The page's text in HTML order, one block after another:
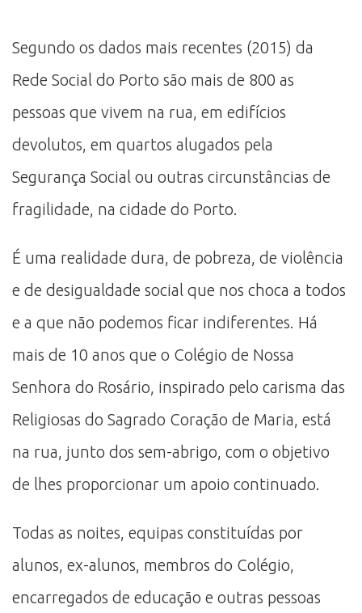
Segundo os dados mais recentes (2015) da
Rede Social do Porto são mais de 800 as
pessoas que vivem na rua, em edifícios
devolutos, em quartos alugados pela
Segurança Social ou outras circunstâncias de
fragilidade, na cidade do Porto.
É uma realidade dura, de pobreza, de violência
e de desigualdade social que nos choca a todos
e a que não podemos ficar indiferentes. Há
mais de 10 anos que o Colégio de Nossa
Senhora do Rosário, inspirado pelo carisma das
Religiosas do Sagrado Coração de Maria, está
na rua, junto dos sem-abrigo, com o objetivo
de lhes proporcionar um apoio continuado.
Todas as noites, equipas constituídas por
alunos, ex-alunos, membros do Colégio,
encarregados de educação e outras pessoas